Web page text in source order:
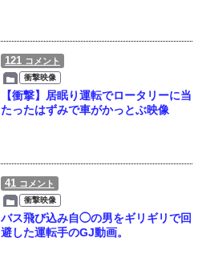
121 コメント
衝撃映像
【衝撃】居眠り運転でロータリーに当
たったはずみで車がかっとぶ映像
41 コメント
衝撃映像
バス飛び込み自◯の男をギリギリで回
避した運転手のGJ動画。